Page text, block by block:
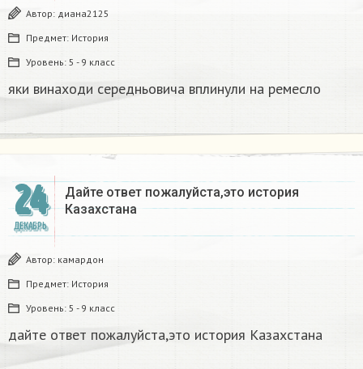
Автор: диана2125
Предмет: История
Уровень: 5 - 9 класс
яки винаходи середньовича вплинули на ремесло
24
ДЕКАБРЬ
Дайте ответ пожалуйста,это история
Казахстана
Автор: камардон
Предмет: История
Уровень: 5 - 9 класс
дайте ответ пожалуйста,это история Казахстана